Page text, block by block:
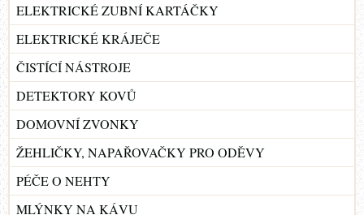
ELEKTRICKÉ ZUBNÍ KARTÁČKY
ELEKTRICKÉ KRÁJEČE
ČISTÍCÍ NÁSTROJE
DETEKTORY KOVŮ
DOMOVNÍ ZVONKY
ŽEHLIČKY, NAPAŘOVAČKY PRO ODĚVY
PÉČE O NEHTY
MLÝNKY NA KÁVU